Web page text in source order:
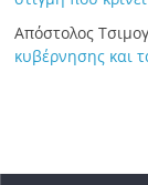
Απόστολος
κυβέρνησης και